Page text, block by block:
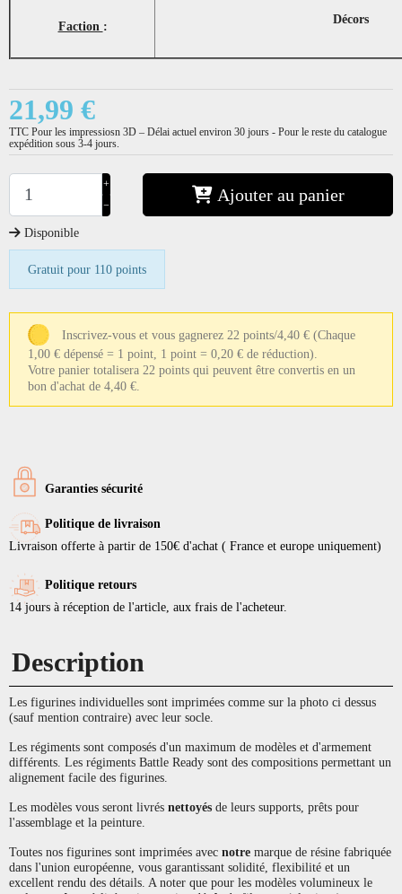
Faction : Décors
21,99 €
TTC Pour les impressiosn 3D – Délai actuel environ 30 jours - Pour le reste du catalogue
expédition sous 3-4 jours.
+
−
Ajouter au panier
Disponible
Gratuit pour 110 points
Inscrivez-vous et vous gagnerez 22 points/4,40 € (Chaque
1,00 € dépensé = 1 point, 1 point = 0,20 € de réduction).
Votre panier totalisera 22 points qui peuvent être convertis en un
bon d'achat de 4,40 €.
Garanties sécurité
Politique de livraison
Livraison offerte à partir de 150€ d'achat ( France et europe uniquement)
Politique retours
14 jours à réception de l'article, aux frais de l'acheteur.
Description
Les figurines individuelles sont imprimées comme sur la photo ci dessus
(sauf mention contraire) avec leur socle.
Les régiments sont composés d'un maximum de modèles et d'armement
différents. Les régiments Battle Ready sont des compositions permettant un
alignement facile des figurines.
Les modèles vous seront livrés nettoyés de leurs supports, prêts pour
l'assemblage et la peinture.
Toutes nos figurines sont imprimées avec notre marque de résine fabriquée
dans l'union européenne, vous garantissant solidité, flexibilité et un
excellent rendu des détails. A noter que pour les modèles volumineux le